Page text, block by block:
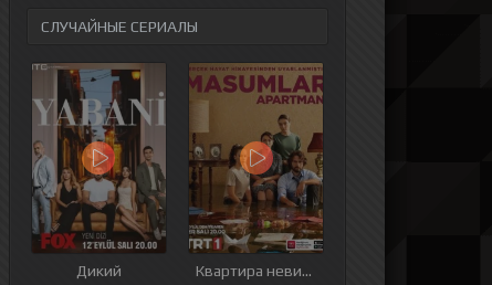
СЛУЧАЙНЫЕ СЕРИАЛЫ
Дикий Квартира невинных
9 серия 10 серия 11 серия